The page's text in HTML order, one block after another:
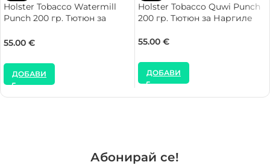
Holster Tobacco Watermill
Punch 200 гр. Тютюн за
55.00 €
ДОБАВИ
Holster Tobacco Quwi Punch
200 гр. Тютюн за Наргиле
55.00 €
ДОБАВИ
Абонирай се!